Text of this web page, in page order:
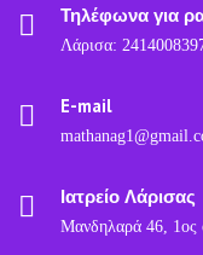
Τηλέφωνα για
Λάρισα:
E-mail
Ιατρείο Λάρισας
Μανδηλαρά 46, 1ος